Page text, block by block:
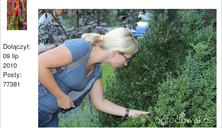
Dołączył:
09 lip
2010
Posty:
77381